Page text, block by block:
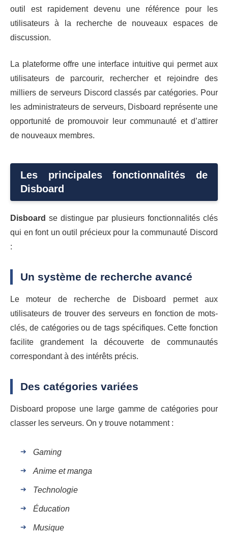
outil est rapidement devenu une référence pour les
utilisateurs à la recherche de nouveaux espaces de
discussion.
La plateforme offre une interface intuitive qui permet aux
utilisateurs de parcourir, rechercher et rejoindre des
milliers de serveurs Discord classés par catégories. Pour
les administrateurs de serveurs, Disboard représente une
opportunité de promouvoir leur communauté et d’attirer
de nouveaux membres.
Les principales fonctionnalités de
Disboard
Disboard se distingue par plusieurs fonctionnalités clés
qui en font un outil précieux pour la communauté Discord
:
Un système de recherche avancé
Le moteur de recherche de Disboard permet aux
utilisateurs de trouver des serveurs en fonction de mots-
clés, de catégories ou de tags spécifiques. Cette fonction
facilite grandement la découverte de communautés
correspondant à des intérêts précis.
Des catégories variées
Disboard propose une large gamme de catégories pour
classer les serveurs. On y trouve notamment :
Gaming
Anime et manga
Technologie
Éducation
Musique